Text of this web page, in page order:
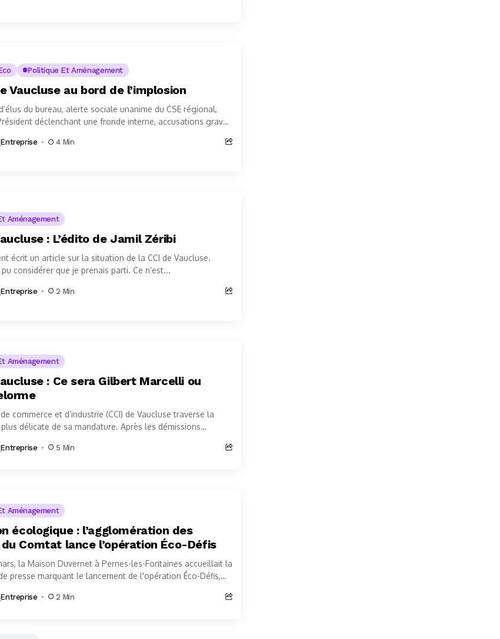
Politique Et Aménagement
Vaucluse au bord de l’implosion
du bureau, alerte sociale unanime du CSE régional,
déclenchant une fronde interne, accusations graves
4 Min
Aménagement
: L’édito de Jamil Zéribi
écrit un article sur la situation de la CCI de Vaucluse.
considérer que je prenais parti. Ce n’est...
2 Min
Aménagement
: Ce sera Gilbert Marcelli ou
commerce et d’industrie (CCI) de Vaucluse traverse la
délicate de sa mandature. Après les démissions
5 Min
Aménagement
écologique : l’agglomération des
Comtat lance l’opération Éco-Défis
la Maison Duvernet à Pernes-les-Fontaines accueillait la
presse marquant le lancement de l'opération Éco-Défis,
2 Min